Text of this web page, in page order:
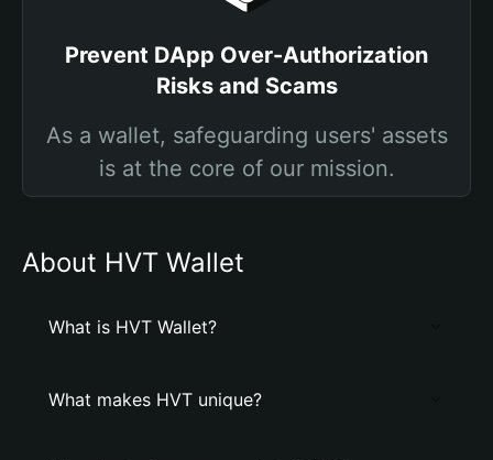
Prevent DApp Over-Authorization
Risks and Scams
As a wallet, safeguarding users' assets
is at the core of our mission.
About HVT Wallet
What is HVT Wallet?
What makes HVT unique?